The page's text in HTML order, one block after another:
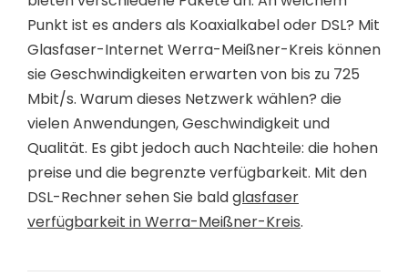
Punkt ist es anders als Koaxialkabel oder DSL? Mit
Glasfaser-Internet Werra-Meißner-Kreis können
sie Geschwindigkeiten erwarten von bis zu 725
Mbit/s. Warum dieses Netzwerk wählen? die
vielen Anwendungen, Geschwindigkeit und
Qualität. Es gibt jedoch auch Nachteile: die hohen
preise und die begrenzte verfügbarkeit. Mit den
DSL-Rechner sehen Sie baldglasfaser
verfügbarkeit in Werra-Meißner-Kreis.